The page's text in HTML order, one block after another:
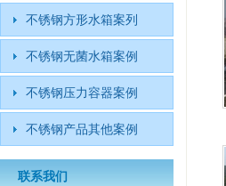
不锈钢方形水箱案列
不锈钢无菌水箱案例
不锈钢压力容器案例
不锈钢产品其他案例
联系我们